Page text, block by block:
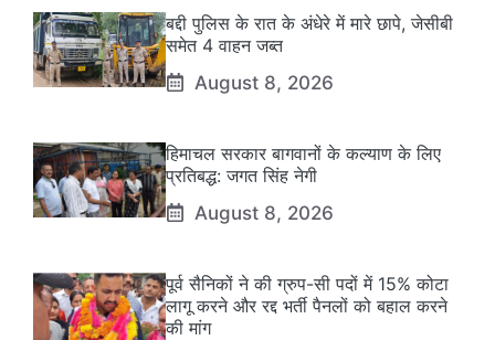
बद्दी पुलिस के रात के अंधेरे में मारे छापे, जेसीबी
समेत 4 वाहन जब्त
August 8, 2026
हिमाचल सरकार बागवानों के कल्याण के लिए
प्रतिबद्ध: जगत सिंह नेगी
August 8, 2026
पूर्व सैनिकों ने की ग्रुप-सी पदों में 15% कोटा
लागू करने और रद्द भर्ती पैनलों को बहाल करने
की मांग